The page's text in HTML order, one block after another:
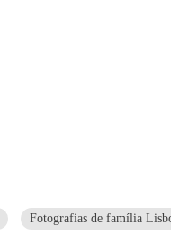
Fotografias de família